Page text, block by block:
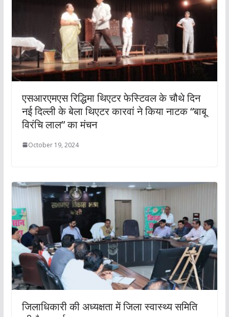
एसआरएमएस रिद्धिमा थिएटर फेस्टिवल के चौथे दिन
नई दिल्ली के बेला थिएटर कारवां ने किया नाटक “बाबू
विरंचि लाल” का मंचन
October 19, 2024
जिलाधिकारी की अध्यक्षता में जिला स्वास्थ्य समिति